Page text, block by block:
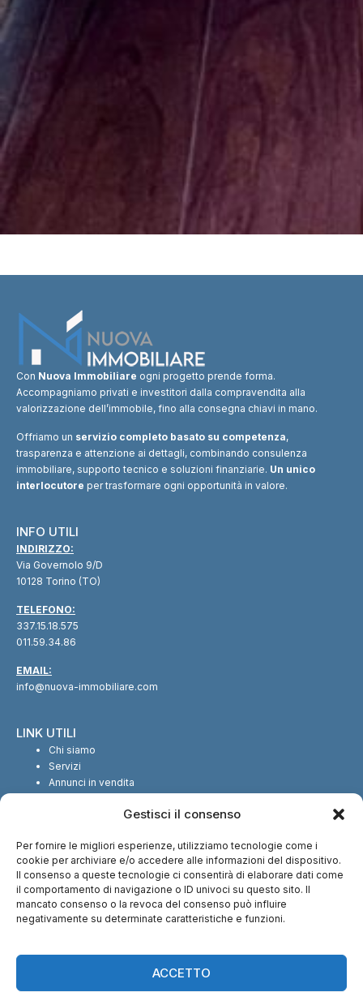
Gestisci il consenso
Per fornire le migliori esperienze, utilizziamo tecnologie come i
cookie per archiviare e/o accedere alle informazioni del dispositivo.
Il consenso a queste tecnologie ci consentirà di elaborare dati come
il comportamento di navigazione o ID univoci su questo sito. Il
mancato consenso o la revoca del consenso può influire
negativamente su determinate caratteristiche e funzioni.
ACCETTO
Con Nuova Immobiliare ogni progetto prende forma.
Accompagniamo privati e investitori dalla compravendita alla
valorizzazione dell’immobile, fino alla consegna chiavi in mano.
Offriamo un servizio completo basato su competenza,
trasparenza e attenzione ai dettagli, combinando consulenza
immobiliare, supporto tecnico e soluzioni finanziarie. Un unico
interlocutore per trasformare ogni opportunità in valore.
INFO UTILI
INDIRIZZO:
Via Governolo 9/D
10128 Torino (TO)
TELEFONO:
337.15.18.575
011.59.34.86
EMAIL:
info@nuova-immobiliare.com
LINK UTILI
Chi siamo
Servizi
Annunci in vendita
SEGUICI SUI SOCIAL
CI TROVI ANCHE SU: